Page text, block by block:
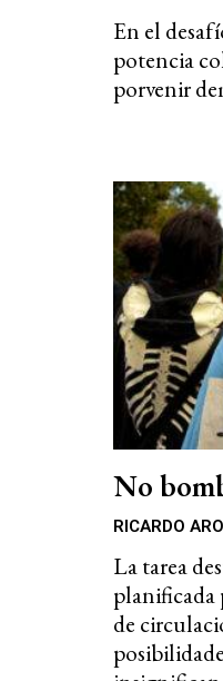
En el
potencia
porvenir
No
RICARDO
La tarea
planificada
de